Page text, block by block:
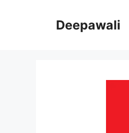
Deepawali